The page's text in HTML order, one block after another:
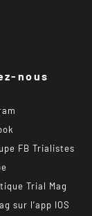
nous
FB Trialistes
Trial Mag
sur l’app IOS